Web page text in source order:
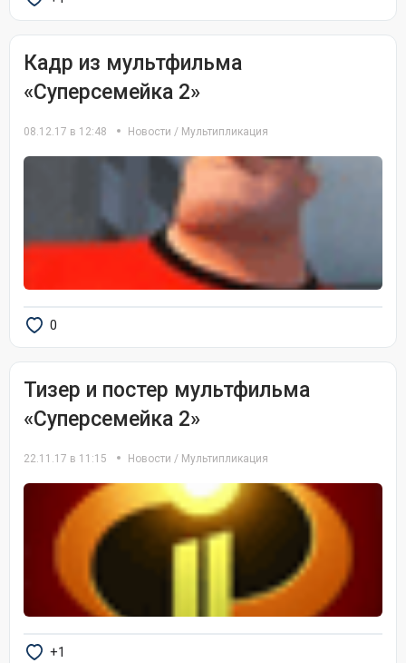
Кадр из мультфильма
«Суперсемейка 2»
08.12.17 в 12:48 Новости / Мультипликация
0
Тизер и постер мультфильма
«Суперсемейка 2»
22.11.17 в 11:15 Новости / Мультипликация
+1